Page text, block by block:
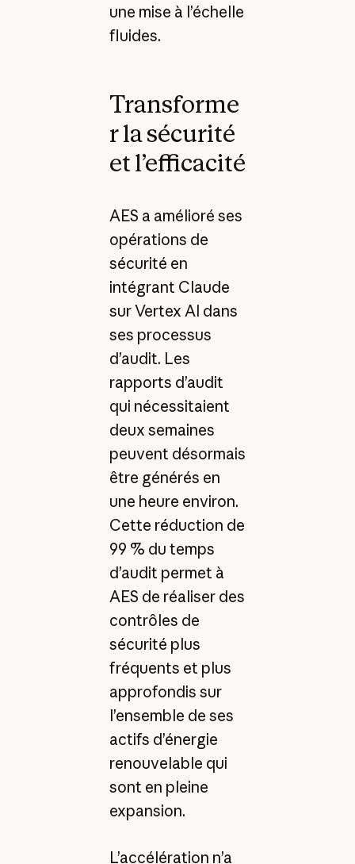
une mise à l’échelle
fluides.
Transforme
r la sécurité
et l’efficacité
AES a amélioré ses
opérations de
sécurité en
intégrant Claude
sur Vertex AI dans
ses processus
d’audit. Les
rapports d’audit
qui nécessitaient
deux semaines
peuvent désormais
être générés en
une heure environ.
Cette réduction de
99 % du temps
d’audit permet à
AES de réaliser des
contrôles de
sécurité plus
fréquents et plus
approfondis sur
l’ensemble de ses
actifs d’énergie
renouvelable qui
sont en pleine
expansion.
L’accélération n’a